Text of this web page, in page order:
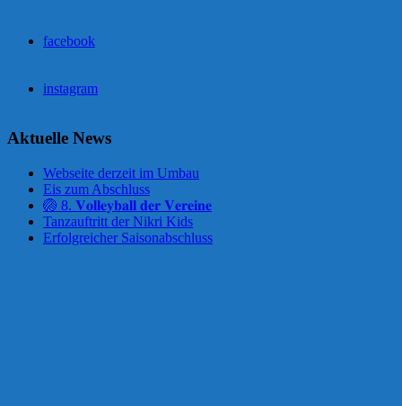
facebook
instagram
Aktuelle News
Webseite derzeit im Umbau
Eis zum Abschluss
🏐 8. 𝐕𝐨𝐥𝐥𝐞𝐲𝐛𝐚𝐥𝐥 𝐝𝐞𝐫 𝐕𝐞𝐫𝐞𝐢𝐧𝐞
Tanzauftritt der Nikri Kids
Erfolgreicher Saisonabschluss